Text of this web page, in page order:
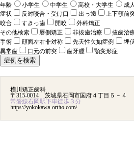
年齢
小学生 中学生 高校・大学生
成人
症状
反対咬合・受け口 出っ歯 上下顎前
咬合
すきっ歯 開咬
外科矯正
その他検索
唇側矯正 非抜歯治療 抜歯治
手術
顔面左右非対称 先天性欠如症例 埋
異常歯
口元の前突 歯牙腫 顎変形症
横川矯正歯科
〒315-0014 茨城県石岡市国府４丁目５－４
常磐線石岡駅下車徒歩３分
https://yokokawa-ortho.com/